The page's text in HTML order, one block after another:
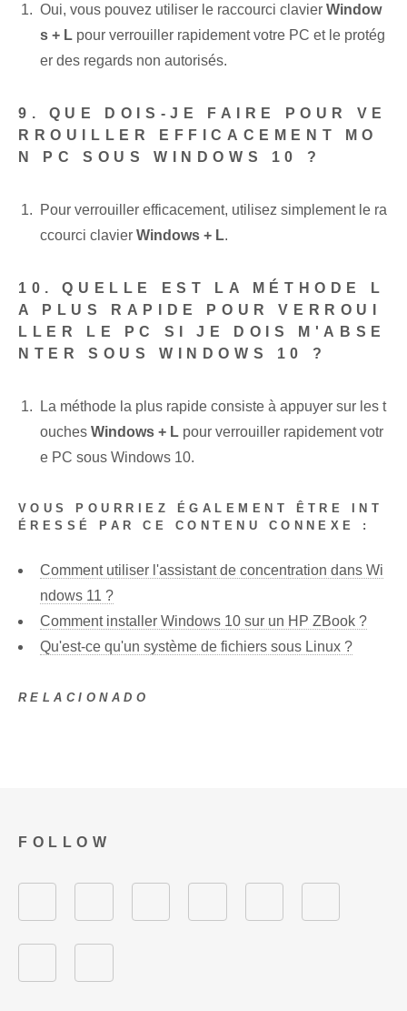
Oui, vous pouvez utiliser le raccourci clavier Window
s + L pour verrouiller rapidement votre PC et le protég
er des regards non autorisés.
9. QUE DOIS-JE FAIRE POUR VE
RROUILLER EFFICACEMENT MO
N PC SOUS WINDOWS 10 ?
Pour verrouiller efficacement, utilisez simplement le ra
ccourci clavier Windows + L.
10. QUELLE EST LA MÉTHODE L
A PLUS RAPIDE POUR VERROUI
LLER LE PC SI JE DOIS M'ABSE
NTER SOUS WINDOWS 10 ?
La méthode la plus rapide consiste à appuyer sur les t
ouches Windows + L pour verrouiller rapidement votr
e PC sous Windows 10.
VOUS POURRIEZ ÉGALEMENT ÊTRE INT
ÉRESSÉ PAR CE CONTENU CONNEXE :
Comment utiliser l'assistant de concentration dans Wi
ndows 11 ?
Comment installer Windows 10 sur un HP ZBook ?
Qu'est-ce qu'un système de fichiers sous Linux ?
RELACIONADO
FOLLOW